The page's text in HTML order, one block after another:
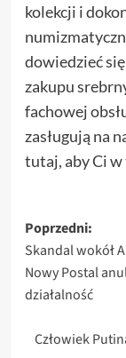
kolekcji i
dowiedzieć
zakupu
fachowej
zasługują na
tutaj, aby Ci
Zobacz
wpisy
Poprzedni:
Skandal wokół
Nowy Postal
działalność
Człowiek